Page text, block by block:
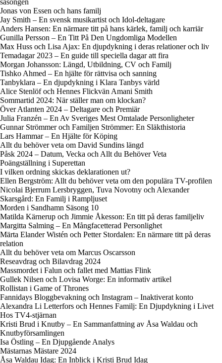
Jonas von Essen och hans familj
Jay Smith – En svensk musikartist och Idol-deltagare
Anders Hansen: En närmare titt på hans kärlek, familj och karriär
Gunilla Persson – En Titt På Den Ungdomliga Modellen
Max Huss och Lisa Ajax: En djupdykning i deras relationer och liv
Temadagar 2023 – En guide till speciella dagar att fira
Morgan Johansson: Längd, Utbildning, CV och Familj
Tishko Ahmed – En hjälte för rättvisa och sanning
Tanbyklara – En djupdykning i Klara Tanbys värld
Alice Stenlöf och Hennes Flickvän Amani Smith
Sommartid 2024: När ställer man om klockan?
Över Atlanten 2024 – Deltagare och Premiär
Julia Franzén – En Av Sveriges Mest Omtalade Personligheter
Gunnar Strömmer och Familjen Strömmer: En Släkthistoria
Lars Hammar – En Hjälte för Köping
Allt du behöver veta om David Sundins längd
Påsk 2024 – Datum, Vecka och Allt du Behöver Veta
Poängställning i Superettan
I vilken ordning skickas deklarationen ut?
Ellen Bergström: Allt du behöver veta om den populära TV-profilen
Nicolai Bjerrum Lersbryggen, Tuva Novotny och Alexander
Skarsgård: En Familj i Rampljuset
Morden i Sandhamn Säsong 10
Matilda Kärnerup och Jimmie Åkesson: En titt på deras familjeliv
Margitta Salming – En Mångfacetterad Personlighet
Märta Elander Wistén och Petter Stordalen: En närmare titt på deras
relation
Allt du behöver veta om Marcus Oscarsson
Reseavdrag och Bilavdrag 2024
Massmordet i Falun och fallet med Mattias Flink
Gullek Nilsen och Lovisa Worge: En informativ artikel
Rollistan i Game of Thrones
Fannidays Bloggbevakning och Instagram – Inaktiverat konto
Alexandra Li Letterfors och Hennes Familj: En Djupdykning i Livet
Hos TV4-stjärnan
Kristi Brud i Knutby – En Sammanfattning av Åsa Waldau och
Knutbyförsamlingen
Isa Östling – En Djupgående Analys
Mästarnas Mästare 2024
Åsa Waldau Idag: En Inblick i Kristi Brud Idag